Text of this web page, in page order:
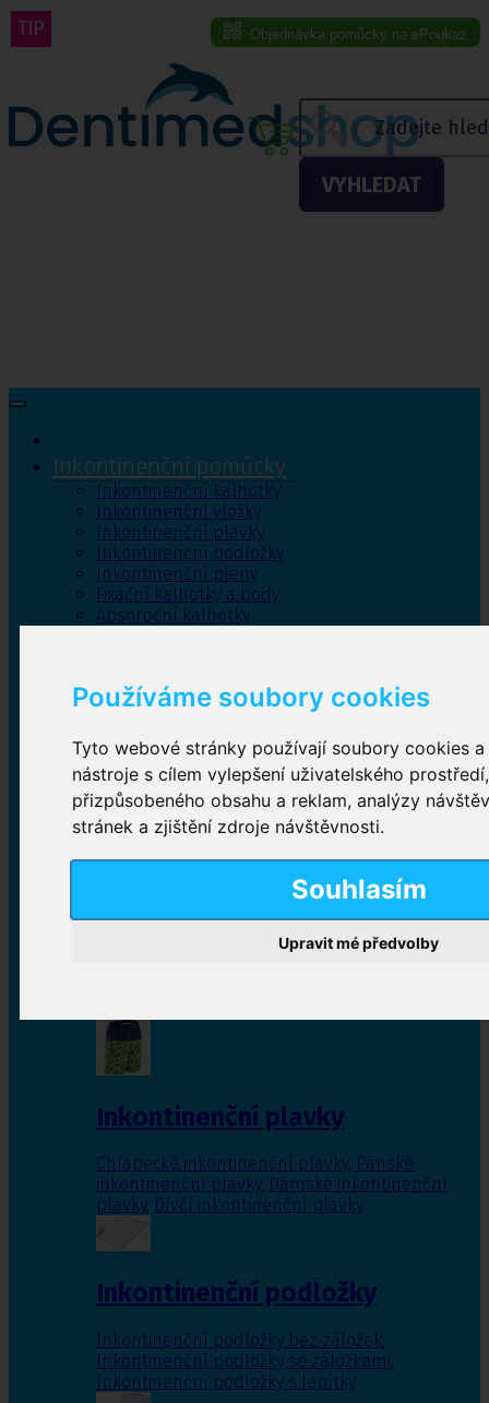
Používáme soubory cookies
Tyto webové stránky používají soubory cookies
nástroje s cílem vylepšení uživatelského
přizpůsobeného obsahu a reklam, analýzy
stránek a zjištění zdroje návštěvnosti.
Souhlasím
Upravit mé předvolby
Objednávka pomůcky na ePoukaz
VYHLEDAT
Menu eshopu
Inkontinenční pomůcky
Inkontinenční kalhotky
Inkontinenční vložky
Inkontinenční plavky
Inkontinenční podložky
Inkontinenční pleny
Fixační kalhotky a body
Absorpční kalhotky
Inkontinenční kalhotky
Plenkové kalhotky navlékací,Plenkové kalhotky
zalepovací,Inkontinenční kalhotky dámské
Inkontinenční vložky
Inkontinenční plavky
Chlapecké inkontinenční plavky, Pánské
inkontinenční plavky, Dámské inkontinenční
plavky, Dívčí inkontinenční plavky
Inkontinenční podložky
Inkontinenční podložky bez záložek,
Inkontinenční podložky se záložkami,
Inkontinenční podložky s lepítky
TIP